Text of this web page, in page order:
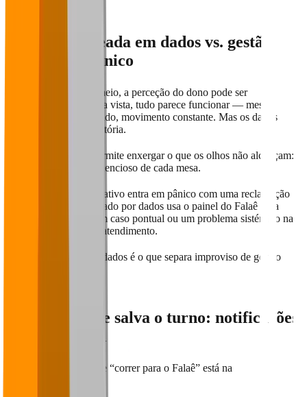
1. Gestão baseada em dados vs. gestão
baseada no pânico
Quando o salão está cheio, a perceção do dono pode ser
enganadora. À primeira vista, tudo parece funcionar — mesas
ocupadas, pedidos saindo, movimento constante. Mas os dados
podem contar outra história.
Correr para o Falaê permite enxergar o que os olhos não alcançam:
o nível de satisfação silencioso de cada mesa.
Enquanto um gestor reativo entra em pânico com uma reclamação
isolada, o gestor orientado por dados usa o painel do Falaê para
entender se aquilo é um caso pontual ou um problema sistémico na
cozinha, no bar ou no atendimento.
Decisão com base em dados é o que separa improviso de gestão
2. O alerta que salva o turno: notificações
O grande diferencial de “correr para o Falaê” está na